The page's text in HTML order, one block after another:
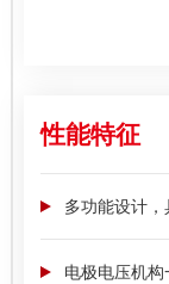
性能特征
多功能设计，
电极电压机